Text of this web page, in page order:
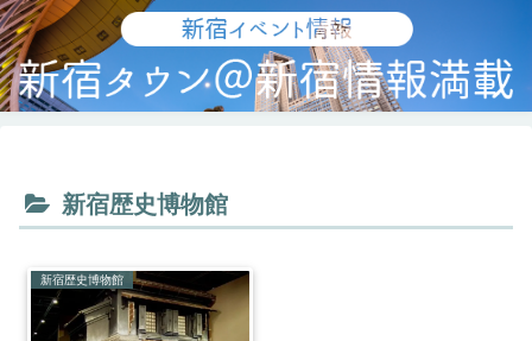
新宿歴史博物館
新宿歴史博物館